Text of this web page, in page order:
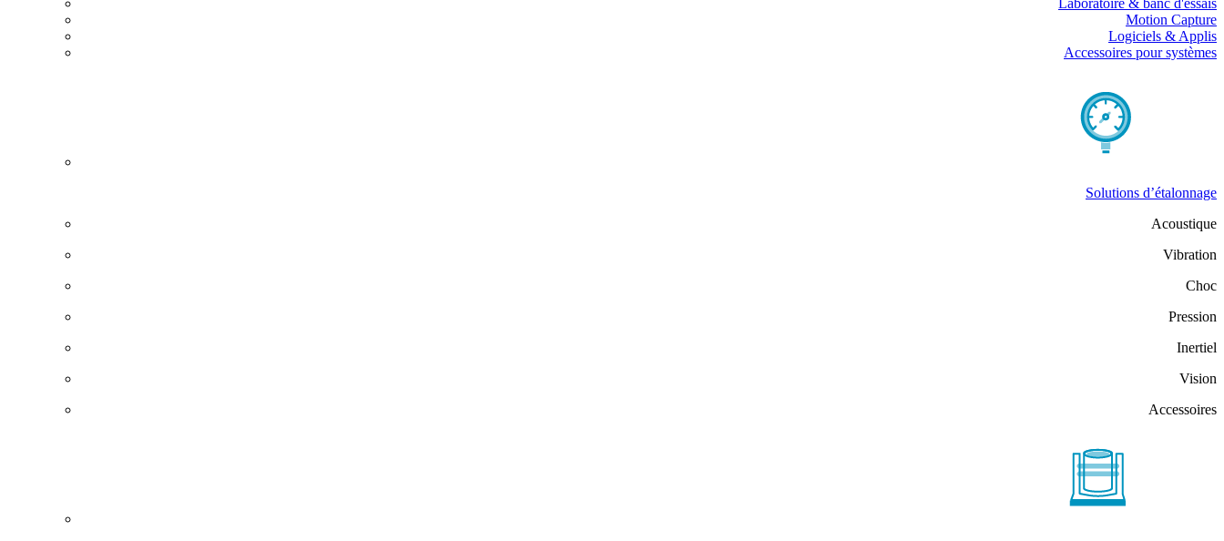
Laboratoire & banc d'essais
Motion Capture
Logiciels & Applis
Accessoires pour systèmes
Solutions d’étalonnage
Acoustique
Vibration
Choc
Pression
Inertiel
Vision
Accessoires